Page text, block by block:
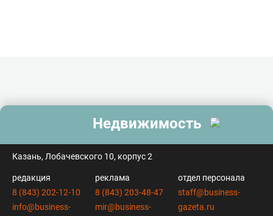
Недвижимость
Казань, Лобачевского 10, корпус 2
редакция
8 (843) 202-12-10
info@business-
реклама
8 (843) 203-48-47
mir@business-
отдел персонала
staff@business-
gazeta.ru